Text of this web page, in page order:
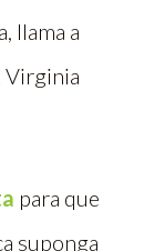
llama a
Virginia
para que
suponga